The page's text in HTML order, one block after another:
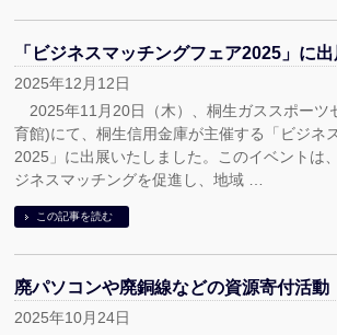
「ビジネスマッチングフェア2025」に出
2025年12月12日
2025年11月20日（木）、桐生ガススポーツ
育館)にて、桐生信用金庫が主催する「ビジネ
2025」に出展いたしました。このイベントは
ジネスマッチングを促進し、地域 …
この記事を読む
廃パソコンや廃銅線などの資源寄付活動
2025年10月24日